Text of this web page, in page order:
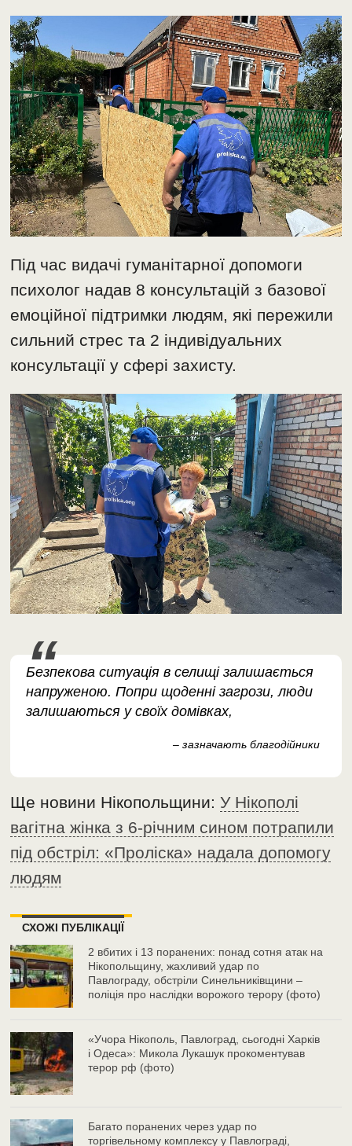
Під час видачі гуманітарної допомоги
психолог надав 8 консультацій з базової
емоційної підтримки людям, які пережили
сильний стрес та 2 індивідуальних
консультації у сфері захисту.
Безпекова ситуація в селищі залишається
напруженою. Попри щоденні загрози, люди
залишаються у своїх домівках,
– зазначають благодійники
Ще новини Нікопольщини:У Нікополі
вагітна жінка з 6-річним сином потрапили
під обстріл: «Проліска» надала допомогу
людям
СХОЖІ ПУБЛІКАЦІЇ
2 вбитих і 13 поранених: понад сотня атак на
Нікопольщину, жахливий удар по
Павлограду, обстріли Синельниківщини –
поліція про наслідки ворожого терору (фото)
«Учора Нікополь, Павлоград, сьогодні Харків
і Одеса»: Микола Лукашук прокоментував
терор рф (фото)
Багато поранених через удар по
торгівельному комплексу у Павлограді,